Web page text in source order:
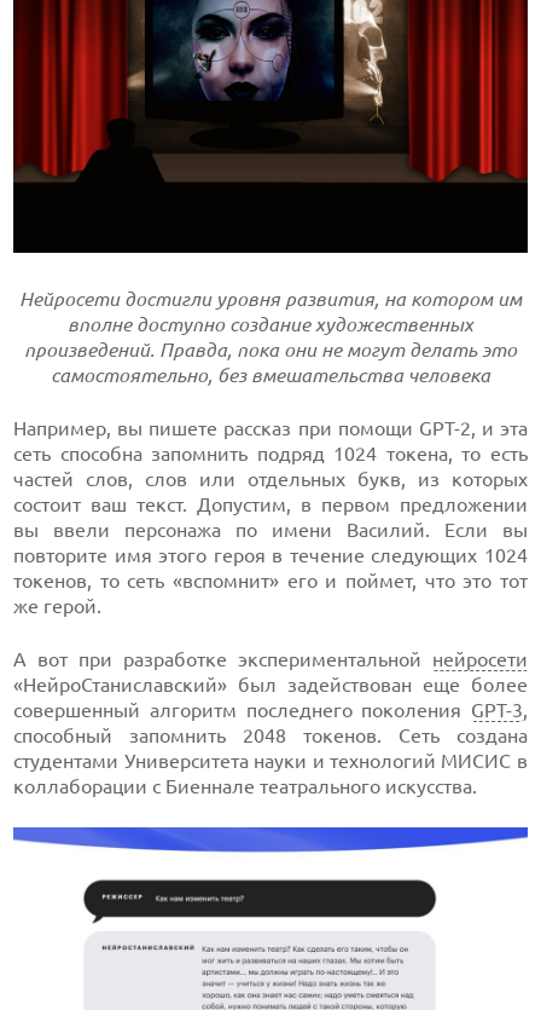
Нейросети достигли уровня развития, на котором им
вполне доступно создание художественных
произведений. Правда, пока они не могут делать это
самостоятельно, без вмешательства человека
Например, вы пишете рассказ при помощи GPT-2, и эта
сеть способна запомнить подряд 1024 токена, то есть
частей слов, слов или отдельных букв, из которых
состоит ваш текст. Допустим, в первом предложении
вы ввели персонажа по имени Василий. Если вы
повторите имя этого героя в течение следующих 1024
токенов, то сеть «вспомнит» его и поймет, что это тот
же герой.
А вот при разработке экспериментальной нейросети
«НейроСтаниславский» был задействован еще более
совершенный алгоритм последнего поколения GPT-3,
способный запомнить 2048 токенов. Сеть создана
студентами Университета науки и технологий МИСИС в
коллаборации с Биеннале театрального искусства.